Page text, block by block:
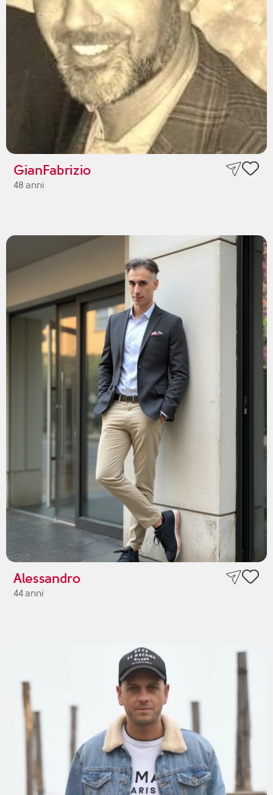
GianFabrizio
48 anni
Alessandro
44 anni